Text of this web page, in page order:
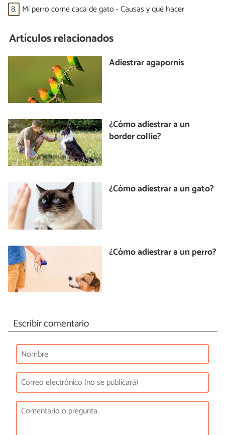
8. Mi perro come caca de gato - Causas y qué hacer
Artículos relacionados
Adiestrar agapornis
¿Cómo adiestrar a un
border collie?
¿Cómo adiestrar a un gato?
¿Cómo adiestrar a un perro?
Escribir comentario